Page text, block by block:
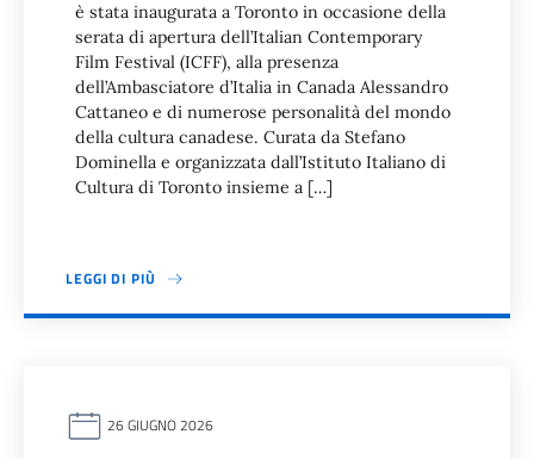
è stata inaugurata a Toronto in occasione della
serata di apertura dell’Italian Contemporary
Film Festival (ICFF), alla presenza
dell’Ambasciatore d’Italia in Canada Alessandro
Cattaneo e di numerose personalità del mondo
della cultura canadese. Curata da Stefano
Dominella e organizzata dall’Istituto Italiano di
Cultura di Toronto insieme a […]
LEGGI DI PIÙ
26 GIUGNO 2026